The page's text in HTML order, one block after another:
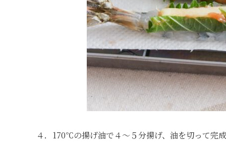
４．170℃の揚げ油で４～５分揚げ、油を切って完